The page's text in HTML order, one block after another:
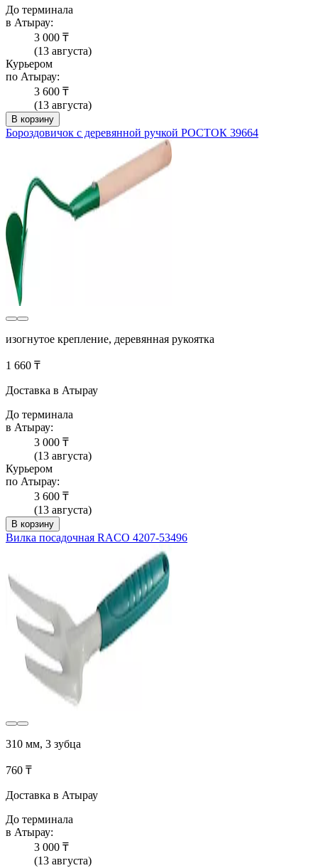
До терминала
в Атырау:
3 000 ₸
(13 августа)
Курьером
по Атырау:
3 600 ₸
(13 августа)
В корзину
Бороздовичок c деревянной ручкой РОСТОК 39664
изогнутое крепление, деревянная рукоятка
1 660 ₸
Доставка в Атырау
До терминала
в Атырау:
3 000 ₸
(13 августа)
Курьером
по Атырау:
3 600 ₸
(13 августа)
В корзину
Вилка посадочная RACO 4207-53496
310 мм, 3 зубца
760 ₸
Доставка в Атырау
До терминала
в Атырау:
3 000 ₸
(13 августа)